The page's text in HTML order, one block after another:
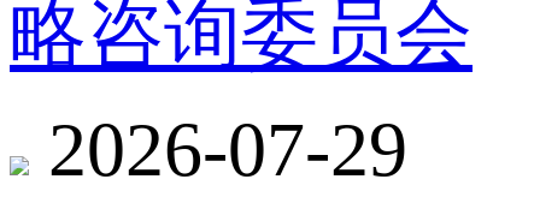
略咨询委员会
2026-07-29